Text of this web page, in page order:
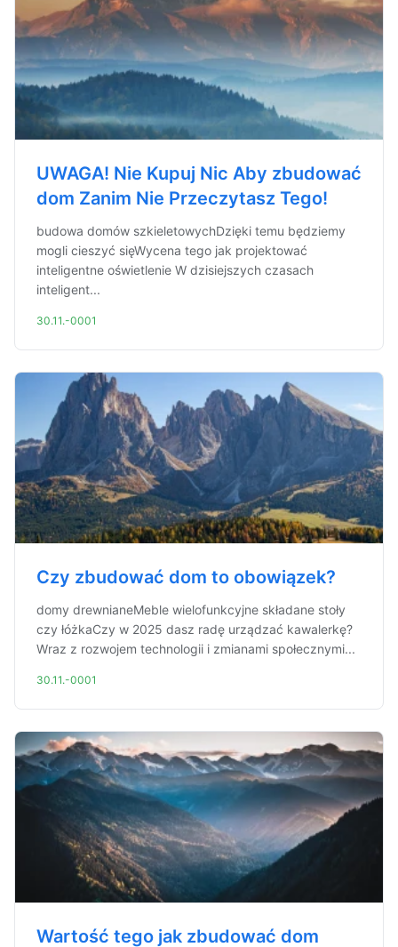
UWAGA! Nie Kupuj Nic Aby zbudować
dom Zanim Nie Przeczytasz Tego!
budowa domów szkieletowychDzięki temu będziemy
mogli cieszyć sięWycena tego jak projektować
inteligentne oświetlenie W dzisiejszych czasach
inteligent...
30.11.-0001
Czy zbudować dom to obowiązek?
domy drewnianeMeble wielofunkcyjne składane stoły
czy łóżkaCzy w 2025 dasz radę urządzać kawalerkę?
Wraz z rozwojem technologii i zmianami społecznymi...
30.11.-0001
Wartość tego jak zbudować dom